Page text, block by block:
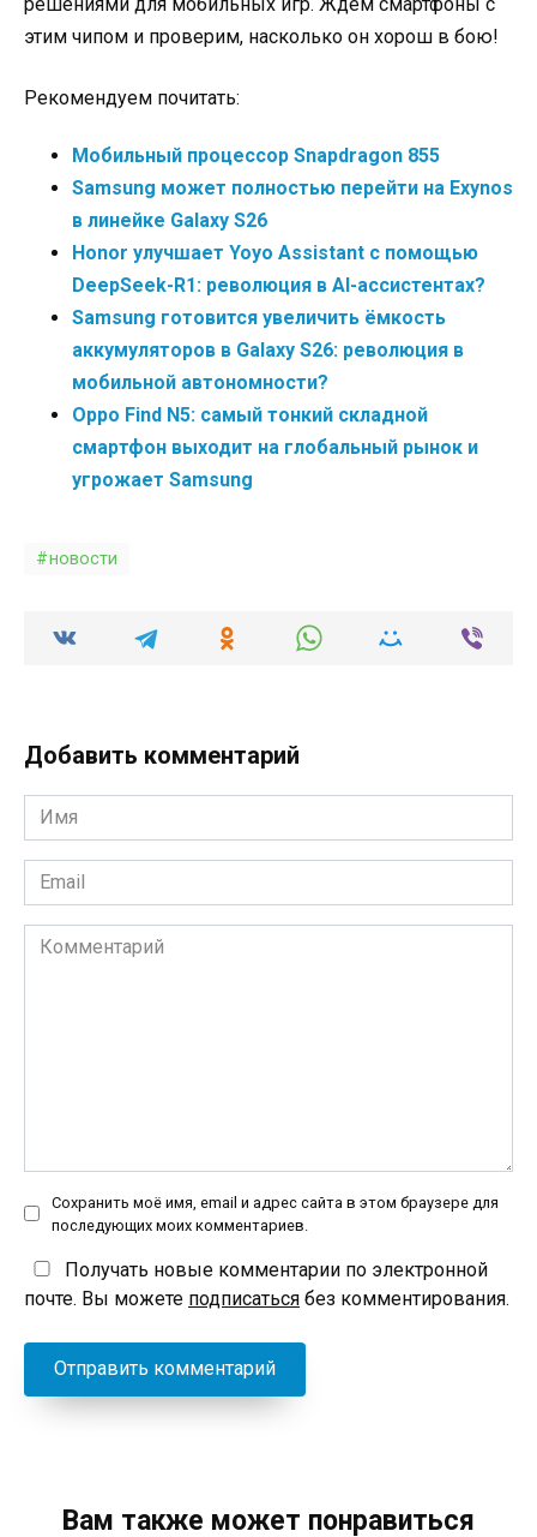
этим чипом и проверим, насколько он хорош в бою!
Рекомендуем почитать:
Мобильный процессор Snapdragon 855
Samsung может полностью перейти на Exynos
в линейке Galaxy S26
Honor улучшает Yoyo Assistant с помощью
DeepSeek-R1: революция в AI-ассистентах?
Samsung готовится увеличить ёмкость
аккумуляторов в Galaxy S26: революция в
мобильной автономности?
Oppo Find N5: самый тонкий складной
смартфон выходит на глобальный рынок и
угрожает Samsung
новости
Добавить комментарий
Имя
*
Email
*
Комментарий
Сохранить моё имя, email и адрес сайта в этом браузере для
последующих моих комментариев.
Получать новые комментарии по электронной
почте. Вы можете подписаться без комментирования.
Вам также может понравиться